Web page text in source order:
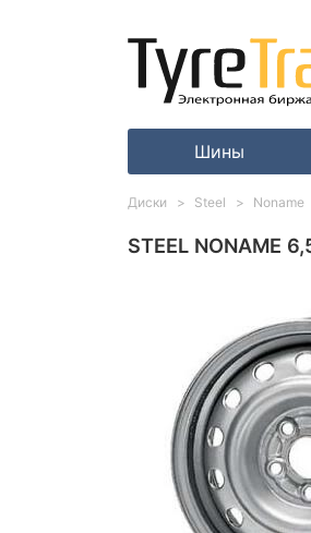
Шины
STEEL NONAME
Диски Steel Noname